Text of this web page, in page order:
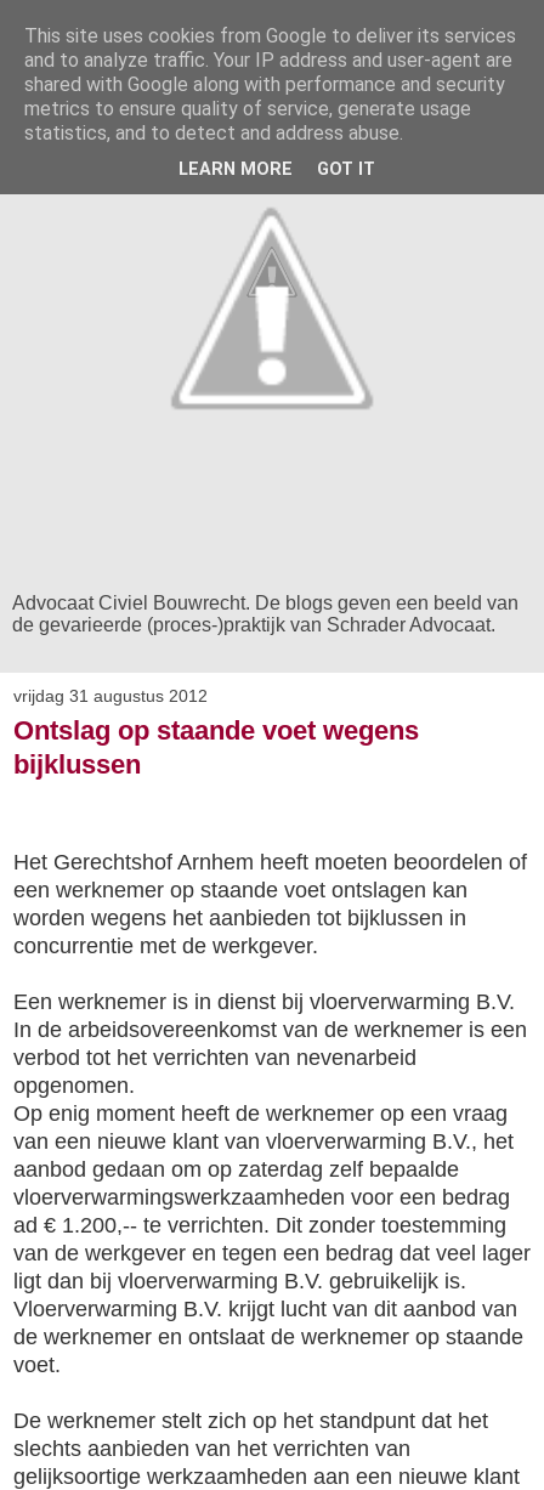
Advocaat Civiel Bouwrecht. De blogs geven een beeld van
de gevarieerde (proces-)praktijk van Schrader Advocaat.
vrijdag 31 augustus 2012
Ontslag op staande voet wegens
bijklussen
Het Gerechtshof Arnhem heeft moeten beoordelen of
een werknemer op staande voet ontslagen kan
worden wegens het aanbieden tot bijklussen in
concurrentie met de werkgever.
Een werknemer is in dienst bij vloerverwarming B.V.
In de arbeidsovereenkomst van de werknemer is een
verbod tot het verrichten van nevenarbeid
opgenomen.
Op enig moment heeft de werknemer op een vraag
van een nieuwe klant van vloerverwarming B.V., het
aanbod gedaan om op zaterdag zelf bepaalde
vloerverwarmingswerkzaamheden voor een bedrag
ad € 1.200,-- te verrichten. Dit zonder toestemming
van de werkgever en tegen een bedrag dat veel lager
ligt dan bij vloerverwarming B.V. gebruikelijk is.
Vloerverwarming B.V. krijgt lucht van dit aanbod van
de werknemer en ontslaat de werknemer op staande
voet.
De werknemer stelt zich op het standpunt dat het
slechts aanbieden van het verrichten van
gelijksoortige werkzaamheden aan een nieuwe klant
This site uses cookies from Google to deliver its services
and to analyze traffic. Your IP address and user-agent are
shared with Google along with performance and security
metrics to ensure quality of service, generate usage
statistics, and to detect and address abuse.
LEARN MORE GOT IT